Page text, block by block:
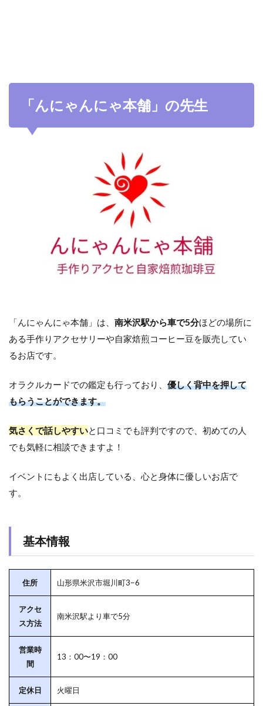
「んにゃんにゃ本舗」の先生
「んにゃんにゃ本舗」は、 南米沢駅から車で5分ほどの場所に
ある手作りアクセサリーや自家焙煎コーヒー豆を販売してい
るお店です。
オラクルカードでの鑑定も行っており、 優しく背中を押して
もらうことができます。
気さくで話しやすいと口コミでも評判ですので、初めての人
でも気軽に相談できますよ！
イベントにもよく出店している、心と身体に優しいお店で
す。
基本情報
住所 山形県米沢市堀川町3−6
アクセ
ス方法
南米沢駅より車で5分
営業時
間
13：00〜19：00
定休日 火曜日